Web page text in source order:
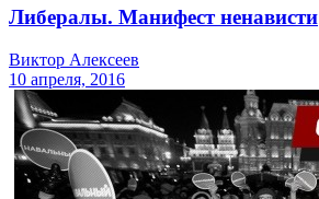
Либералы. Манифест ненависти
Виктор Алексеев
10 апреля, 2016